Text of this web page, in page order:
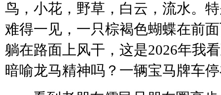
鸟，小花，野草，白云，流水。
难得一见，一只棕褐色蝴蝶在前
躺在路面上风干，这是2026年我
暗喻龙马精神吗？一辆宝马牌车